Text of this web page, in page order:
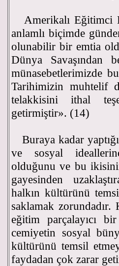
Amerikalı Eğitimci
anlamlı biçimde
olunabilir bir emtia
Dünya
münasebetlerimizde
Tarihimizin muhtelif
telakkisini ithal
getirmiştir». (14)
Buraya kadar
ve sosyal
olduğunu ve bu
gayesinden
halkın kültürünü
saklamak
eğitim parçalayıcı
cemiyetin sosyal
kültürünü temsil
faydadan çok zarar